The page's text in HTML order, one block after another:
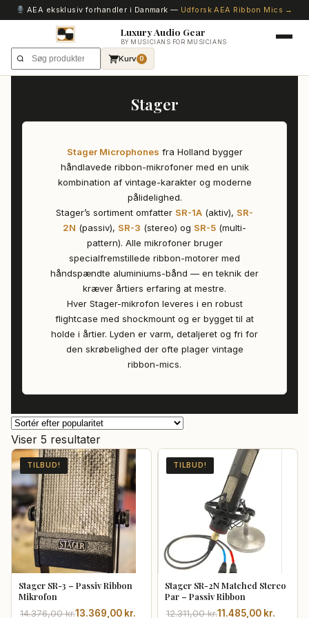
AEA eksklusiv forhandler i Danmark — Udforsk AEA Ribbon Mics →
Luxury Audio Gear
BY MUSICIANS FOR MUSICIANS
Kurv 0
Stager
Stager Microphones fra Holland bygger
håndlavede ribbon-mikrofoner med en unik
kombination af vintage-karakter og moderne
pålidelighed.
Stager’s sortiment omfatter SR-1A (aktiv), SR-
2N (passiv), SR-3 (stereo) og SR-5 (multi-
pattern). Alle mikrofoner bruger
specialfremstillede ribbon-motorer med
håndspændte aluminiums-bånd — en teknik der
kræver årtiers erfaring at mestre.
Hver Stager-mikrofon leveres i en robust
flightcase med shockmount og er bygget til at
holde i årtier. Lyden er varm, detaljeret og fri for
den skrøbelighed der ofte plager vintage
ribbon-mics.
Viser 5 resultaterSorteret
efter
popularitet
Stager SR-3 – Passiv Ribbon
Mikrofon
TILBUD!
14.376,00kr.
Den
13.369,00 kr.
Den
Stager SR-2N Matched Stereo
Par – Passiv Ribbon
TILBUD!
12.311,00kr.
Den
11.485,00 kr.
Den